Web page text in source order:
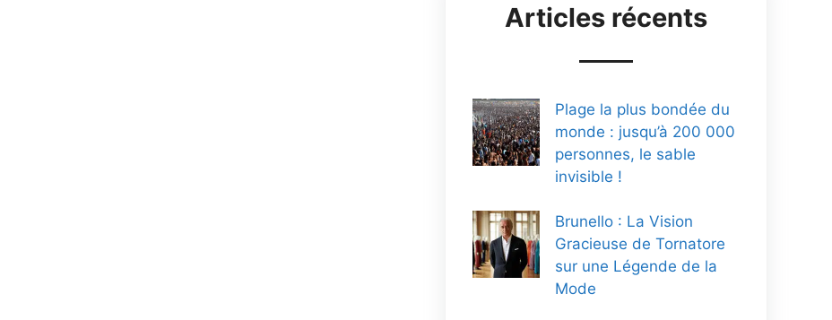
Articles récents
Plage la plus bondée du
monde : jusqu’à 200 000
personnes, le sable
invisible !
Brunello : La Vision
Gracieuse de Tornatore
sur une Légende de la
Mode